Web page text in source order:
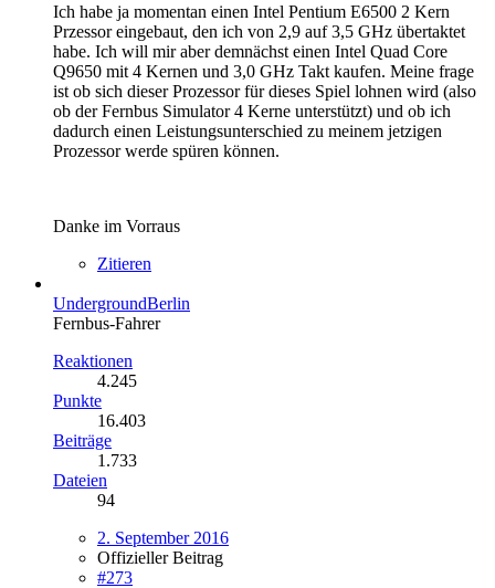
Ich habe ja momentan einen Intel Pentium E6500 2 Kern
Przessor eingebaut, den ich von 2,9 auf 3,5 GHz übertaktet
habe. Ich will mir aber demnächst einen Intel Quad Core
Q9650 mit 4 Kernen und 3,0 GHz Takt kaufen. Meine frage
ist ob sich dieser Prozessor für dieses Spiel lohnen wird (also
ob der Fernbus Simulator 4 Kerne unterstützt) und ob ich
dadurch einen Leistungsunterschied zu meinem jetzigen
Prozessor werde spüren können.
Danke im Vorraus
Zitieren
UndergroundBerlin
Fernbus-Fahrer
Reaktionen
4.245
Punkte
16.403
Beiträge
1.733
Dateien
94
2. September 2016
Offizieller Beitrag
#273